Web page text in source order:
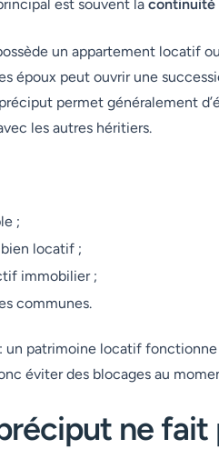
est souvent la continuité
un appartement locatif
époux peut ouvrir une
permet généralement
les autres héritiers.
;
locatif ;
immobilier ;
communes.
patrimoine locatif
éviter des blocages au
ne fait